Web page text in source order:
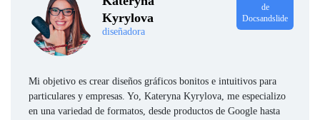
Kyrylova
diseñadora
de
Docsandslide
Mi objetivo es crear diseños gráficos bonitos e intuitivos para
particulares y empresas. Yo, Kateryna Kyrylova, me especializo
en una variedad de formatos, desde productos de Google hasta